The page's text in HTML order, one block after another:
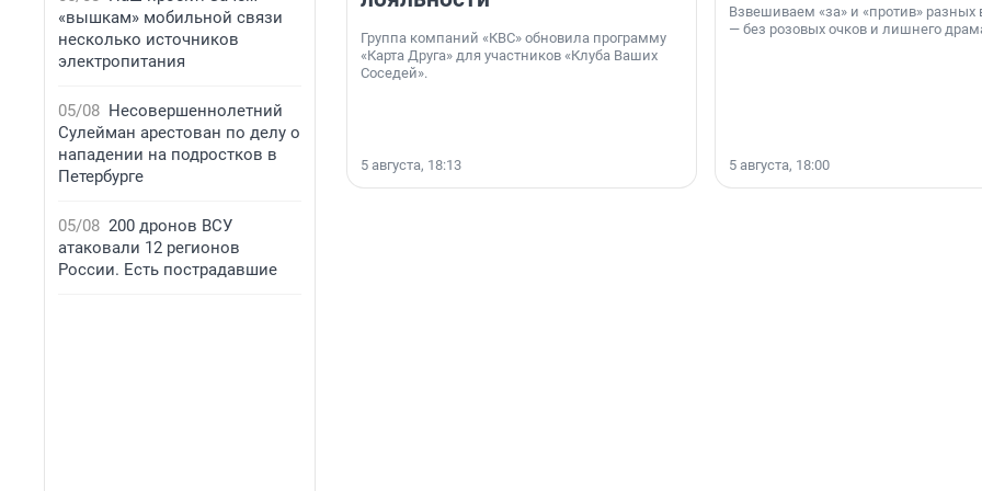
«вышкам» мобильной связи
несколько источников
электропитания
05/08 Несовершеннолетний
Сулейман арестован по делу о
нападении на подростков в
Петербурге
05/08 200 дронов ВСУ
атаковали 12 регионов
России. Есть пострадавшие
Группа компаний «КВС» обновила программу
«Карта Друга» для участников «Клуба Ваших
Соседей».
5 августа, 18:13
Взвешиваем «за» и «против» разных
— без розовых очков и лишнего
5 августа, 18:00